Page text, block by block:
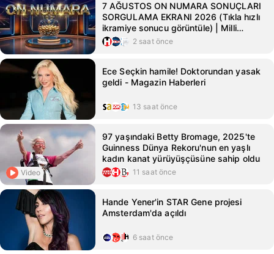
7 AĞUSTOS ON NUMARA SONUÇLARI
SORGULAMA EKRANI 2026 (Tıkla hızlı
ikramiye sonucu görüntüle) | Milli
Piyango Online ile On Numara çekiliş
sonuçları açıklandı... İşte On Numara'da
2 saat önce
Ece Seçkin hamile! Doktorundan yasak
geldi - Magazin Haberleri
13 saat önce
Video
97 yaşındaki Betty Bromage, 2025'te
Guinness Dünya Rekoru'nun en yaşlı
kadın kanat yürüyüşçüsüne sahip oldu
11 saat önce
Hande Yener'in STAR Gene projesi
Amsterdam'da açıldı
6 saat önce